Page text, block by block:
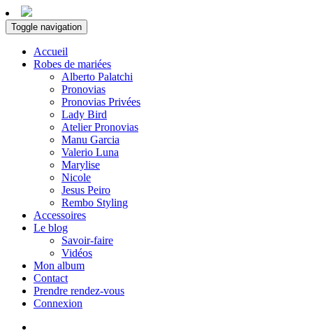
Toggle navigation
Accueil
Robes de mariées
Alberto Palatchi
Pronovias
Pronovias Privées
Lady Bird
Atelier Pronovias
Manu Garcia
Valerio Luna
Marylise
Nicole
Jesus Peiro
Rembo Styling
Accessoires
Le blog
Savoir-faire
Vidéos
Mon album
Contact
Prendre rendez-vous
Connexion